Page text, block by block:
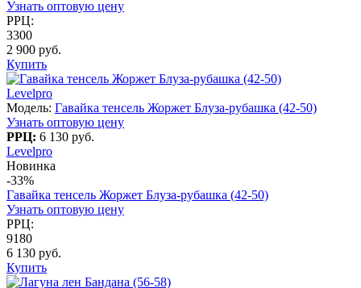
Узнать оптовую цену
РРЦ:
3300
2 900 руб.
Купить
Levelpro
Модель: Гавайка тенсель Жоржет Блуза-рубашка (42-50)
Узнать оптовую цену
РРЦ: 6 130 руб.
Levelpro
Новинка
-33%
Гавайка тенсель Жоржет Блуза-рубашка (42-50)
Узнать оптовую цену
РРЦ:
9180
6 130 руб.
Купить